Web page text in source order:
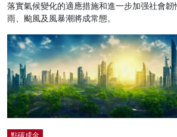
落實氣候變化的適應措施和進一步加强社會
雨、颱風及風暴潮將成常態。
點碳成金